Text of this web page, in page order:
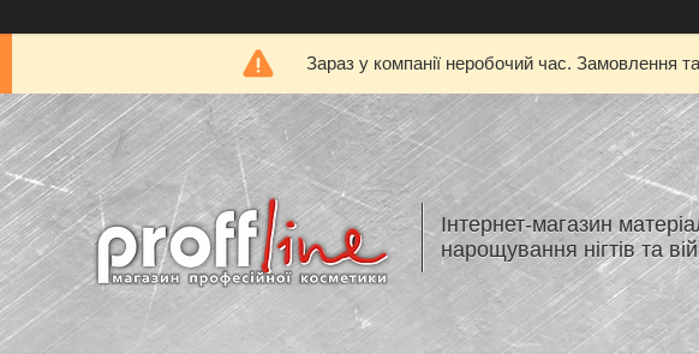
Зараз у компанії неробочий час. Замовлення
Інтернет-магазин
нарощування нігтів та вій